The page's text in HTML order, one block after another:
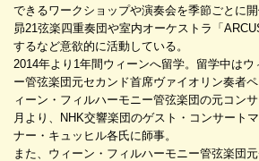
できるワークショップや演奏会を季節ごとに
昴21弦楽四重奏団や室内オーケストラ「
するなど意欲的に活動している。
2014年より1年間ウィーンへ留学。留学中は
ー管弦楽団元セカンド首席ヴァイオリン奏者
ィーン・フィルハーモニー管弦楽団の元コン
月より、NHK交響楽団のゲスト・コンサート
ナー・キュッヒル各氏に師事。
また、ウィーン・フィルハーモニー管弦楽団